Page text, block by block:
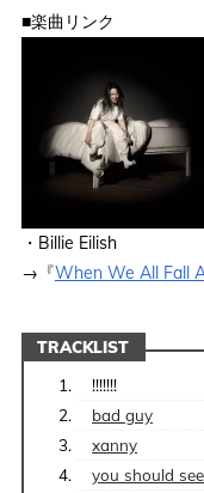
■楽曲リンク
・Billie Eilish
→『When We All Fall
TRACKLIST
!!!!!!!
bad guy
xanny
you should